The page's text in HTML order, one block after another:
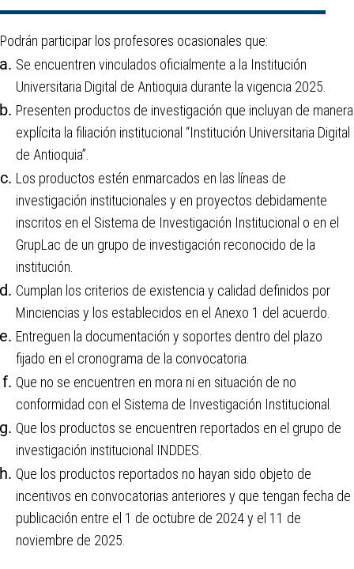
Podrán participar los profesores ocasionales que:
Se encuentren vinculados oficialmente a la Institución
Universitaria Digital de Antioquia durante la vigencia 2025.
Presenten productos de investigación que incluyan de manera
explícita la filiación institucional “Institución Universitaria Digital
de Antioquia”.
Los productos estén enmarcados en las líneas de
investigación institucionales y en proyectos debidamente
inscritos en el Sistema de Investigación Institucional o en el
GrupLac de un grupo de investigación reconocido de la
institución.
Cumplan los criterios de existencia y calidad definidos por
Minciencias y los establecidos en el Anexo 1 del acuerdo.
Entreguen la documentación y soportes dentro del plazo
fijado en el cronograma de la convocatoria.
Que no se encuentren en mora ni en situación de no
conformidad con el Sistema de Investigación Institucional.
Que los productos se encuentren reportados en el grupo de
investigación institucional INDDES.
Que los productos reportados no hayan sido objeto de
incentivos en convocatorias anteriores y que tengan fecha de
publicación entre el 1 de octubre de 2024 y el 11 de
noviembre de 2025.